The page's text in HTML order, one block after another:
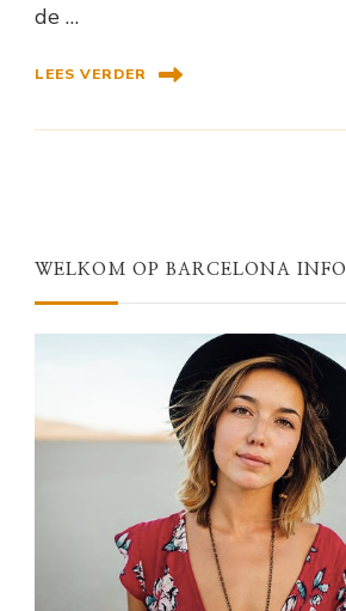
de …
LEES VERDER
WELKOM OP BARCELONA INFO